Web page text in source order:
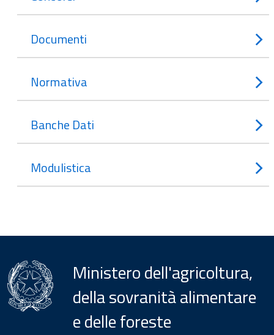
Documenti
Normativa
Banche Dati
Modulistica
Ministero dell'agricoltura,
della sovranità alimentare
e delle foreste